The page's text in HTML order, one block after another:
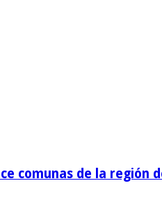
comunas de la región